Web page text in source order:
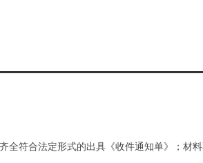
全符合法定形式的出具《收件通知单》；材